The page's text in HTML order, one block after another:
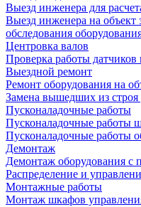
Выезд инженера для
Выезд инженера на объект
обследования
Центровка валов
Проверка работы
Выездной ремонт
Ремонт оборудования на
Замена вышедших из строя
Пусконаладочные работы
Пусконаладочные работы
Пусконаладочные работы
Демонтаж
Демонтаж оборудования с
Распределение и
Монтажные работы
Монтаж шкафов